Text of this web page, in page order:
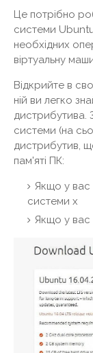
Це потрібно
системи
необхідних
віртуальну
Відкрийте в
ній ви легко
дистрибутива.
системи (на
дистрибутив,
пам'яті ПК:
Якщо у вас
системи x
Якщо у вас